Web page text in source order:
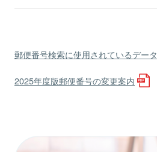
郵便番号検索に使用されているデー
2025年度版郵便番号の変更案内